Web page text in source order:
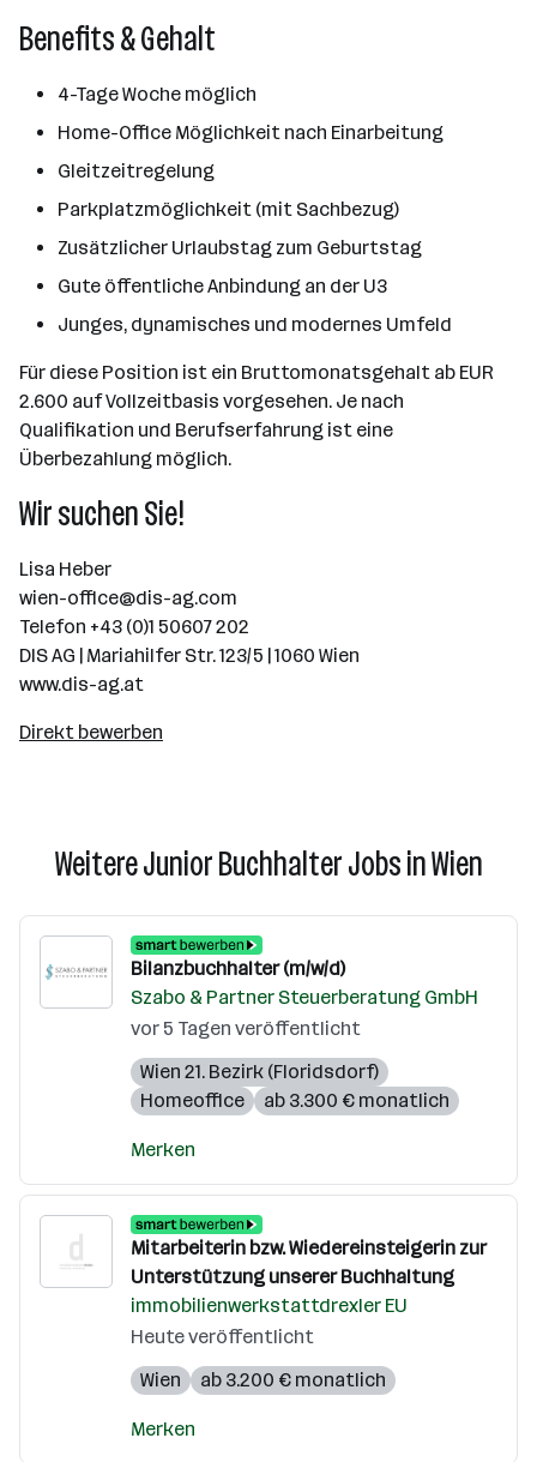
Benefits & Gehalt
4-Tage Woche möglich
Home-Office Möglichkeit nach Einarbeitung
Gleitzeitregelung
Parkplatzmöglichkeit (mit Sachbezug)
Zusätzlicher Urlaubstag zum Geburtstag
Gute öffentliche Anbindung an der U3
Junges, dynamisches und modernes Umfeld
Für diese Position ist ein Bruttomonatsgehalt ab EUR
2.600 auf Vollzeitbasis vorgesehen. Je nach
Qualifikation und Berufserfahrung ist eine
Überbezahlung möglich.
Wir suchen Sie!
Lisa Heber
wien-office@dis-ag.com
Telefon +43 (0)1 50607 202
DIS AG | Mariahilfer Str. 123/5 | 1060 Wien
www.dis-ag.at
Direkt bewerben
Weitere Junior Buchhalter Jobs in Wien
Bilanzbuchhalter (m/w/d)
Szabo & Partner Steuerberatung GmbH
vor 5 Tagen veröffentlicht
Wien 21. Bezirk (Floridsdorf)
Homeoffice
ab 3.300 € monatlich
Merken
Mitarbeiterin bzw. Wiedereinsteigerin zur
Unterstützung unserer Buchhaltung
immobilienwerkstattdrexler EU
Heute veröffentlicht
Wien
ab 3.200 € monatlich
Merken